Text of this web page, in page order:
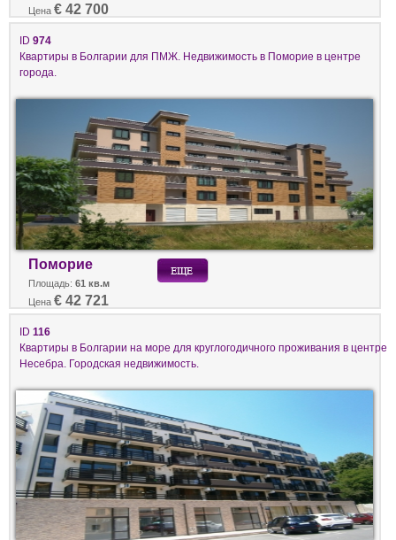
Цена € 42 700
ID 974
Квартиры в Болгарии для ПМЖ. Недвижимость в Поморие в центре
города.
Поморие
Площадь: 61 кв.м
Цена € 42 721
ID 116
Квартиры в Болгарии на море для круглогодичного проживания в центре
Несебра. Городская недвижимость.